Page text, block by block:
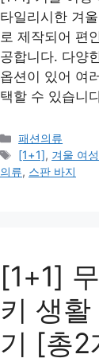
타일리시한 겨
로 제작되어 편
공합니다. 다양
옵션이 있어 여
택할 수 있습니
카
테
고
패션의류
태
그
[1+1], 겨울 여
의류, 스판 바지
[1+1]
키 생
기 [총2